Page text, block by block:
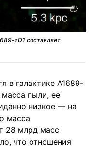
zD1 составляет
в галактике A1689-
масса пыли, ее
низкое — на
масса
28 млрд масс
что отношения